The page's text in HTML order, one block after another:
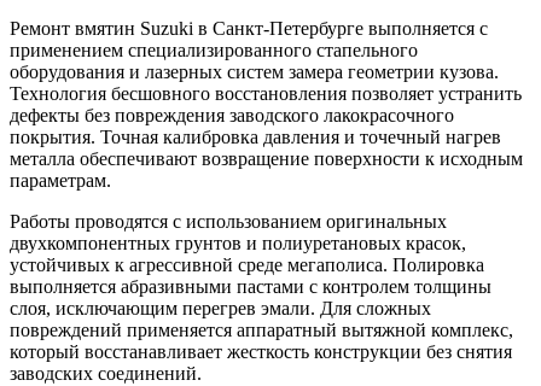
Ремонт вмятин Suzuki в Санкт-Петербурге выполняется с
применением специализированного стапельного
оборудования и лазерных систем замера геометрии кузова.
Технология бесшовного восстановления позволяет устранить
дефекты без повреждения заводского лакокрасочного
покрытия. Точная калибровка давления и точечный нагрев
металла обеспечивают возвращение поверхности к исходным
параметрам.
Работы проводятся с использованием оригинальных
двухкомпонентных грунтов и полиуретановых красок,
устойчивых к агрессивной среде мегаполиса. Полировка
выполняется абразивными пастами с контролем толщины
слоя, исключающим перегрев эмали. Для сложных
повреждений применяется аппаратный вытяжной комплекс,
который восстанавливает жесткость конструкции без снятия
заводских соединений.